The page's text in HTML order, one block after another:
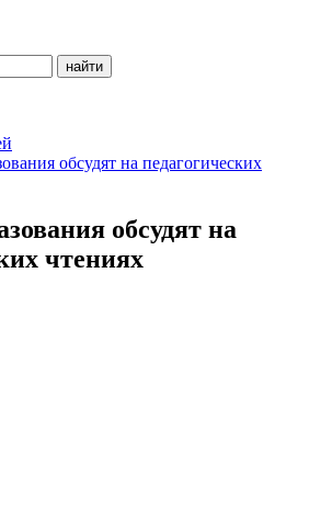
обсудят на педагогических
обсудят на
чтениях